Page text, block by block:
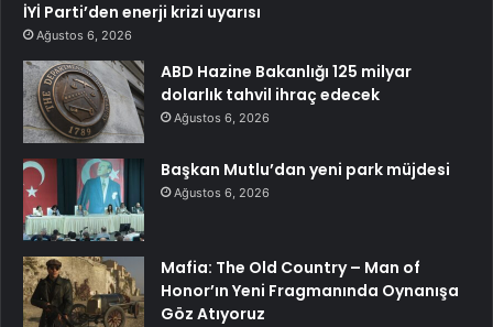
İYİ Parti’den enerji krizi uyarısı
Ağustos 6, 2026
ABD Hazine Bakanlığı 125 milyar
dolarlık tahvil ihraç edecek
Ağustos 6, 2026
Başkan Mutlu’dan yeni park müjdesi
Ağustos 6, 2026
Mafia: The Old Country – Man of
Honor’ın Yeni Fragmanında Oynanışa
Göz Atıyoruz